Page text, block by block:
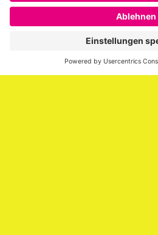
SAATKORN ist der Blog von Gero
er über die Themen Employer